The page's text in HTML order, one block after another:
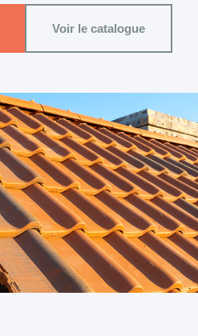
Voir le catalogue